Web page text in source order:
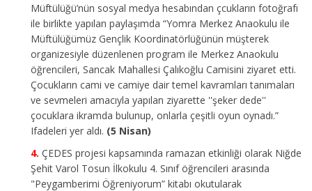
Müftülüğü’nün sosyal medya hesabından çcukların fotoğrafı
ile birlikte yapılan paylaşımda “Yomra Merkez Anaokulu ile
Müftülüğümüz Gençlik Koordinatörlüğünün müşterek
organizesiyle düzenlenen program ile Merkez Anaokulu
öğrencileri, Sancak Mahallesi Çalıkoğlu Camisini ziyaret etti.
Çocukların cami ve camiye dair temel kavramları tanımaları
ve sevmeleri amacıyla yapılan ziyarette ''şeker dede''
çocuklara ikramda bulunup, onlarla çeşitli oyun oynadı.”
Ifadeleri yer aldı. (5 Nisan)
ÇEDES projesi kapsamında ramazan etkinliği olarak Niğde
Şehit Varol Tosun İlkokulu 4. Sınıf öğrencileri arasında
"Peygamberimi Öğreniyorum” kitabı okutularak